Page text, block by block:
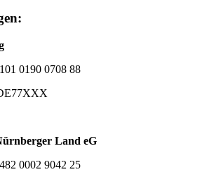
0190 0708 88
Land eG
0002 9042 25